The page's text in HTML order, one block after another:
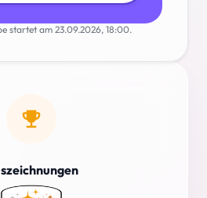
startet am 23.09.2026, 18:00.
emoji_events